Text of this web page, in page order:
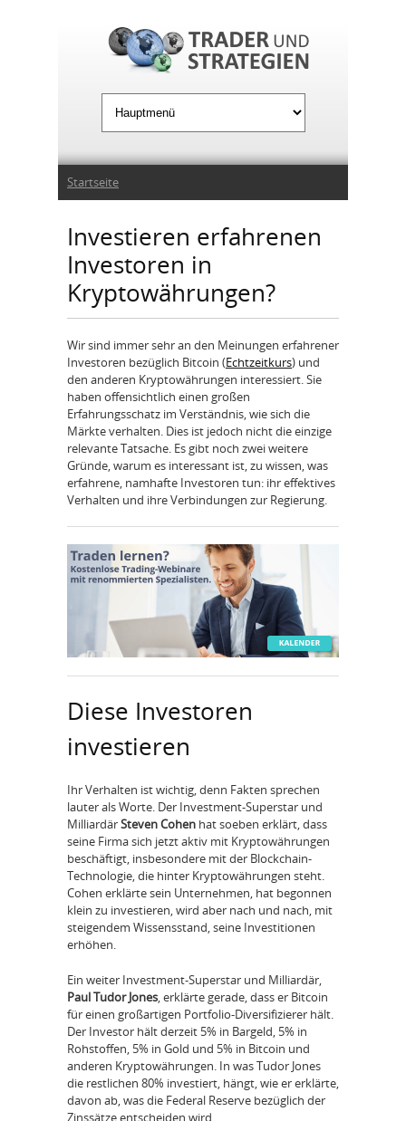
Sie sind hier
Startseite
Investieren erfahrenen
Investoren in
Kryptowährungen?
Wir sind immer sehr an den Meinungen erfahrener
Investoren bezüglich Bitcoin (Echtzeitkurs) und
den anderen Kryptowährungen interessiert. Sie
haben offensichtlich einen großen
Erfahrungsschatz im Verständnis, wie sich die
Märkte verhalten. Dies ist jedoch nicht die einzige
relevante Tatsache. Es gibt noch zwei weitere
Gründe, warum es interessant ist, zu wissen, was
erfahrene, namhafte Investoren tun: ihr effektives
Verhalten und ihre Verbindungen zur Regierung.
Diese Investoren
investieren
Ihr Verhalten ist wichtig, denn Fakten sprechen
lauter als Worte. Der Investment-Superstar und
MilliardärSteven Cohen hat soeben erklärt, dass
seine Firma sich jetzt aktiv mit Kryptowährungen
beschäftigt, insbesondere mit der Blockchain-
Technologie, die hinter Kryptowährungen steht.
Cohen erklärte sein Unternehmen, hat begonnen
klein zu investieren, wird aber nach und nach, mit
steigendem Wissensstand, seine Investitionen
erhöhen.
Ein weiter Investment-Superstar und Milliardär,
Paul Tudor Jones , erklärte gerade, dass er Bitcoin
für einen großartigen Portfolio-Diversifizierer hält.
Der Investor hält derzeit 5% in Bargeld, 5% in
Rohstoffen, 5% in Gold und 5% in Bitcoin und
anderen Kryptowährungen. In was Tudor Jones
die restlichen 80% investiert, hängt, wie er erklärte,
davon ab, was die Federal Reserve bezüglich der
Zinssätze entscheiden wird.